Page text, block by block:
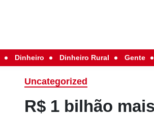
Dinheiro Dinheiro Rural Gente
Uncategorized
R$ 1 bilhão